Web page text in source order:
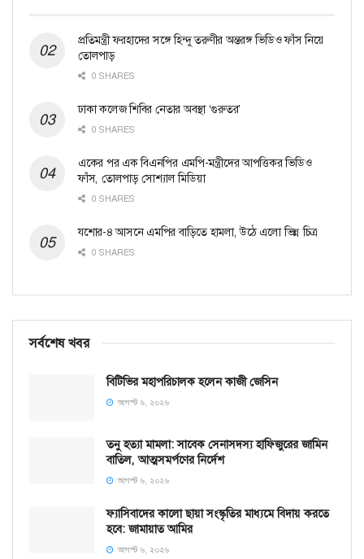
প্রতিমন্ত্রী ফরহাদের সঙ্গে হিন্দু তরুণীর অন্তরঙ্গ ভিডিও ফাঁস নিয়ে
তোলপাড়
0 SHARES
ঢাকা কলেজ শিবির নেতার অবস্থা ‘গুরুতর’
0 SHARES
একের পর এক বিএনপির এমপি-মন্ত্রীদের আপত্তিকর ভিডিও
ফাঁস, তোলপাড় সোশ্যাল মিডিয়া
0 SHARES
যশোর-৪ আসনে এমপির বাড়িতে হামলা, উঠে এলো ভিন্ন চিত্র
0 SHARES
সর্বশেষ খবর
বিটিভির মহাপরিচালক হলেন কাজী জেসিন
আগস্ট ৬, ২০২৬
তনু হত্যা মামলা: সাবেক সেনাসদস্য হাফিজুরের জামিন
বাতিল, আত্মসমর্পণের নির্দেশ
আগস্ট ৬, ২০২৬
ফ্যাসিবাদের কালো ছায়া সংস্কৃতির মাধ্যমে বিদায় করতে
হবে: জামায়াত আমির
আগস্ট ৬, ২০২৬